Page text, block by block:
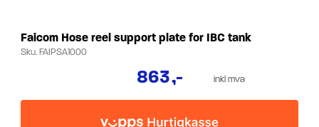
Faicom Hose reel support plate for IBC tank
Sku.FAIPSA1000
863,- inkl mva